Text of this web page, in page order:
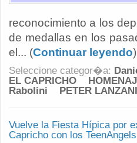
reconocimiento a los
de medallas en los
el... (Continuar leyendo)
Seleccione categor�a:
EL CAPRICHO
Rabolini
PETER LANZANI
Vuelve la Fiesta Hípica por
Capricho con los